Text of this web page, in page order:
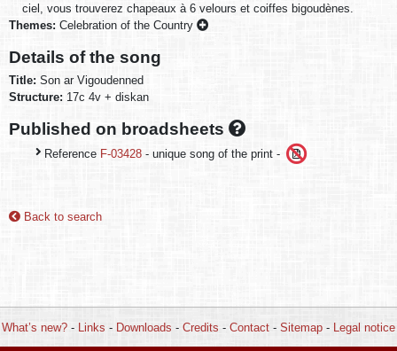
ciel, vous trouverez chapeaux à 6 velours et coiffes bigoudènes.
Themes: Celebration of the Country
Details of the song
Title: Son ar Vigoudenned
Structure: 17c 4v + diskan
Published on broadsheets
Reference F-03428 - unique song of the print -
Back to search
What’s new? - Links - Downloads - Credits - Contact - Sitemap - Legal notice